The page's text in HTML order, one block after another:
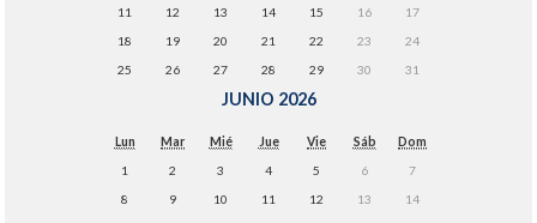
11
12 13 14 15 16
17
18
19 20 21 22 23
24
25
26 27 28 29 30 31
JUNIO 2026
Lun Mar Mié Jue Vie Sáb
Dom
1
2 3 4 5 6
7
8
9 10 11 12 13
14